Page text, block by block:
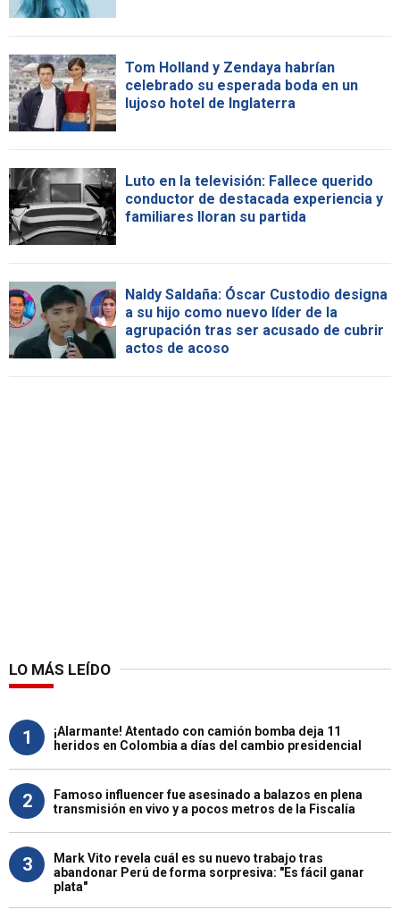
Tom Holland y Zendaya habrían
celebrado su esperada boda en un
lujoso hotel de Inglaterra
Luto en la televisión: Fallece querido
conductor de destacada experiencia y
familiares lloran su partida
Naldy Saldaña: Óscar Custodio designa
a su hijo como nuevo líder de la
agrupación tras ser acusado de cubrir
actos de acoso
LO MÁS LEÍDO
1
¡Alarmante! Atentado con camión bomba deja 11
heridos en Colombia a días del cambio presidencial
2
Famoso influencer fue asesinado a balazos en plena
transmisión en vivo y a pocos metros de la Fiscalía
3
Mark Vito revela cuál es su nuevo trabajo tras
abandonar Perú de forma sorpresiva: "Es fácil ganar
plata"